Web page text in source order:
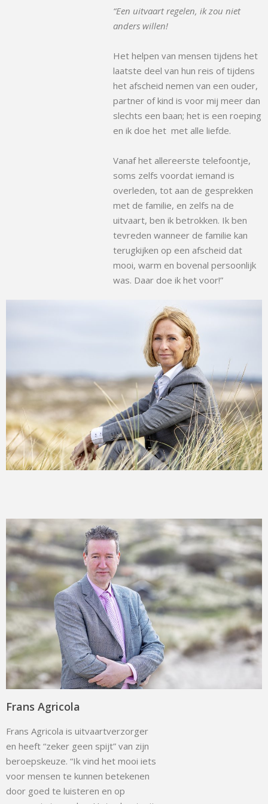
“Een uitvaart regelen, ik zou niet
anders willen!
Het helpen van mensen tijdens het
laatste deel van hun reis of tijdens
het afscheid nemen van een ouder,
partner of kind is voor mij meer dan
slechts een baan; het is een roeping
en ik doe het met alle liefde.
Vanaf het allereerste telefoontje,
soms zelfs voordat iemand is
overleden, tot aan de gesprekken
met de familie, en zelfs na de
uitvaart, ben ik betrokken. Ik ben
tevreden wanneer de familie kan
terugkijken op een afscheid dat
mooi, warm en bovenal persoonlijk
was. Daar doe ik het voor!”
Frans Agricola
Frans Agricola is uitvaartverzorger
en heeft “zeker geen spijt” van zijn
beroepskeuze. “Ik vind het mooi iets
voor mensen te kunnen betekenen
door goed te luisteren en op